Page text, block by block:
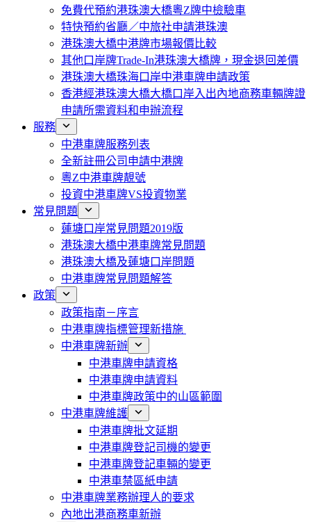
免費代預約港珠澳大橋粵Z牌中檢驗車
特快預約省廳／中旅社申請港珠澳
港珠澳大橋中港牌市場報價比較
其他口岸牌Trade-In港珠澳大橋牌，現金退回差價
港珠澳大橋珠海口岸中港車牌申請政策
香港經港珠澳大橋大橋口岸入出內地商務車輛牌證
申請所需資料和申辦流程
服務
中港車牌服務列表
全新註冊公司申請中港牌
粵Z中港車牌靚號
投資中港車牌VS投資物業
常見問題
蓮塘口岸常見問題2019版
港珠澳大橋中港車牌常見問題
港珠澳大橋及蓮塘口岸問題
中港車牌常見問題解答
政策
政策指南－序言
中港車牌指標管理新措施
中港車牌新辦
中港車牌申請資格
中港車牌申請資料
中港車牌政策中的山區範圍
中港車牌維護
中港車牌批文延期
中港車牌登記司機的變更
中港車牌登記車輛的變更
中港車禁區紙申請
中港車牌業務辦理人的要求
內地出港商務車新辦